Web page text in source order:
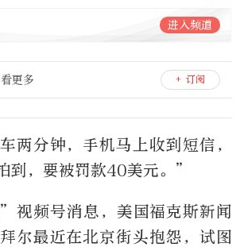
进入频道
看更多 + 订阅
两分钟，手机马上收到短信，
到，要被罚款40美元。”
视频号消息，美国福克斯新闻
尔最近在北京街头抱怨，试图